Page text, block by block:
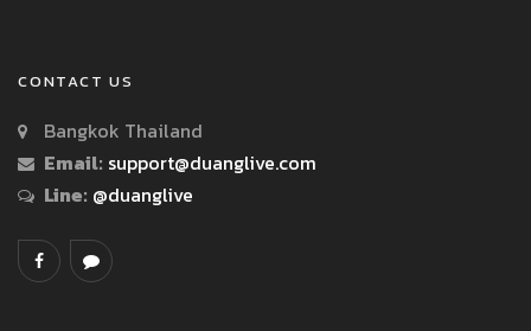
CONTACT US
Bangkok Thailand
Email: support@duanglive.com
Line: @duanglive